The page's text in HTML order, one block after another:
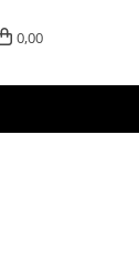
0,00